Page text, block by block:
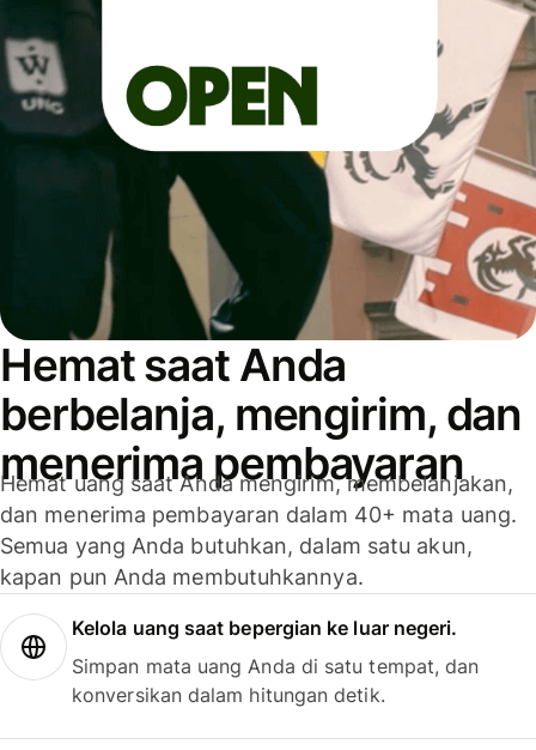
Hemat saat Anda
berbelanja, mengirim, dan
menerima pembayaran
Hemat uang saat Anda mengirim, membelanjakan,
dan menerima pembayaran dalam 40+ mata uang.
Semua yang Anda butuhkan, dalam satu akun,
kapan pun Anda membutuhkannya.
Kelola uang saat bepergian ke luar negeri.
Simpan mata uang Anda di satu tempat, dan
konversikan dalam hitungan detik.